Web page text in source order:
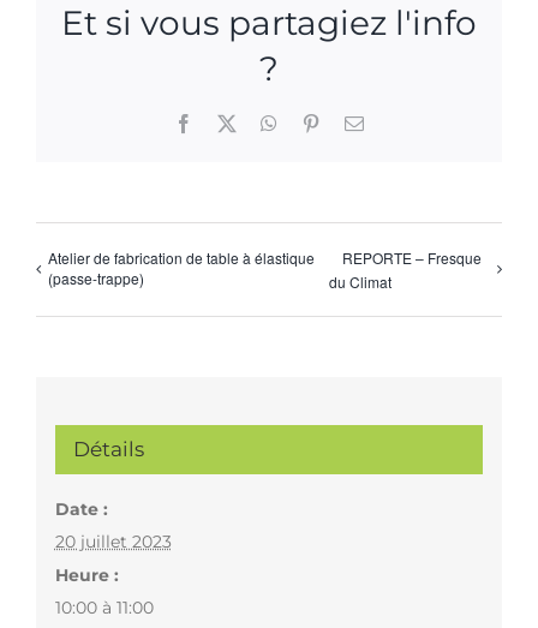
Et si vous partagiez l'info
?
Facebook WhatsApp
PinterestEmail
Atelier de fabrication de table à élastique
(passe-trappe)
REPORTE – Fresque
du Climat
Détails
Date :
20 juillet 2023
Heure :
10:00 à 11:00